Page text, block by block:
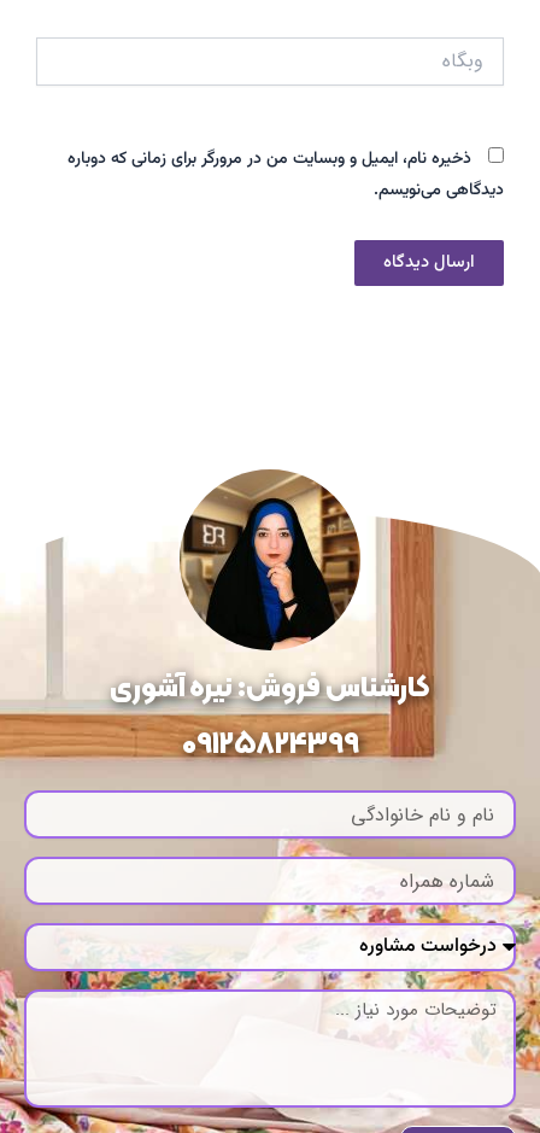
ذخیره نام، ایمیل و وبسایت من در مرورگر برای زمانی که دوباره
دیدگاهی می‌نویسم.
کارشناس فروش: نیره آشوری
09125824399